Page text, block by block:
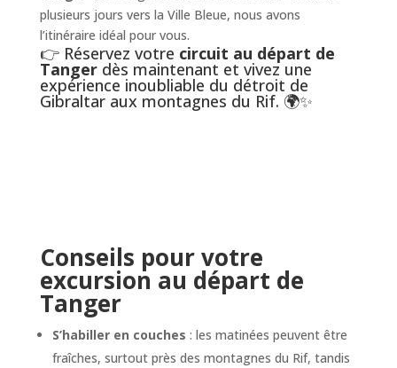
plusieurs jours vers la Ville Bleue, nous avons
l’itinéraire idéal pour vous.
👉 Réservez votre circuit au départ de
Tangerdès maintenant et vivez une
expérience inoubliable du détroit de
Gibraltar aux montagnes du Rif. 🌍✨
Conseils pour votre
excursion au départ de
Tanger
S’habiller en couches : les matinées peuvent être
fraîches, surtout près des montagnes du Rif, tandis